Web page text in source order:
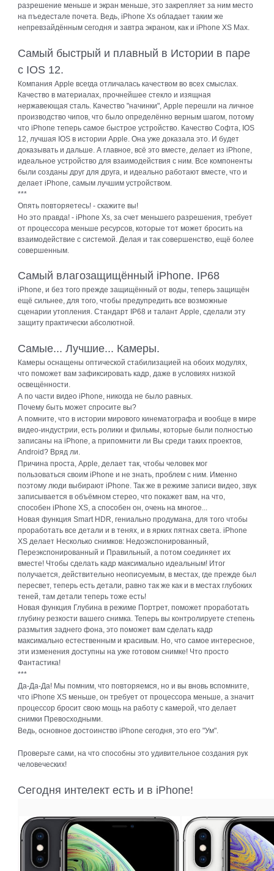
разрешение меньше и экран меньше, это закрепляет за ним место
на пъедестале почета. Ведь, iPhone Xs обладает таким же
непревзайдённым сегодня и завтра экраном, как и iPhone XS Max.
Самый быстрый и плавный в Истории в паре
с IOS 12.
Компания Apple всегда отличалась качеством во всех смыслах.
Качество в материалах, прочнейшее стекло и изящная
нержавеющая сталь. Качество "начинки", Apple перешли на личное
производство чипов, что было определённо верным шагом, потому
что iPhone теперь самое быстрое устройство. Качество Софта, IOS
12, лучшая IOS в истории Apple. Она уже доказала это. И будет
доказывать и дальше. А главное, всё это вместе, делает из iPhone,
идеальное устройство для взаимодействия с ним. Все компоненты
были созданы друг для друга, и идеально работают вместе, что и
делает iPhone, самым лучшим устройством.
***
Опять повторяетесь! - скажите вы!
Но это правда! - iPhone Xs, за счет меньшего разрешения, требует
от процессора меньше ресурсов, которые тот может бросить на
взаимодействие с системой. Делая и так совершенство, ещё более
совершенным.
Самый влагозащищённый iPhone. IP68
iPhone, и без того прежде защищённый от воды, теперь защищён
ещё сильнее, для того, чтобы предупредить все возможные
сценарии утопления. Стандарт IP68 и талант Apple, сделали эту
защиту практически абсолютной.
Самые... Лучшие... Камеры.
Камеры оснащены оптической стабилизацией на обоих модулях,
что поможет вам зафиксировать кадр, даже в условиях низкой
освещённости.
А по части видео iPhone, никогда не было равных.
Почему быть может спросите вы?
А помните, что в истории мирового кинематографа и вообще в мире
видео-индустрии, есть ролики и фильмы, которые были полностью
записаны на iPhone, а припомнити ли Вы среди таких проектов,
Android? Вряд ли.
Причина проста, Apple, делает так, чтобы человек мог
пользоваться своим iPhone и не знать, проблем с ним. Именно
поэтому люди выбирают iPhone. Так же в режиме записи видео, звук
записывается в объёмном стерео, что покажет вам, на что,
способен iPhone XS, а способен он, очень на многое...
Новая функция Smart HDR, гениально продумана, для того чтобы
проработать все детали и в тенях, и в ярких пятнах света. iPhone
XS делает Несколько снимков: Недоэкспонированный,
Переэкспонированный и Правильный, а потом соединяет их
вместе! Чтобы сделать кадр максимально идеальным! Итог
получается, действительно неописуемым, в местах, где прежде был
пересвет, теперь есть детали, равно так же как и в местах глубоких
теней, там детали теперь тоже есть!
Новая функция Глубина в режиме Портрет, поможет проработать
глубину резкости вашего снимка. Теперь вы контролируете степень
размытия заднего фона, это поможет вам сделать кадр
максимально естественным и красивым. Но, что самое интересное,
эти изменения доступны на уже готовом снимке! Что просто
Фантастика!
***
Да-Да-Да! Мы помним, что повторяемся, но и вы вновь вспомните,
что iPhone XS меньше, он требует от процессора меньше, а значит
процессор бросит свою мощь на работу с камерой, что делает
снимки Превосходными.
Ведь, основное достоинство iPhone сегодня, это его "Ум".
Проверьте сами, на что способны это удивительное создания рук
человеческих!
Сегодня интелект есть и в iPhone!